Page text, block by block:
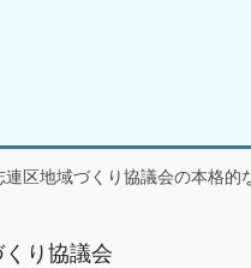
区地域づくり協議会の本格的
り協議会